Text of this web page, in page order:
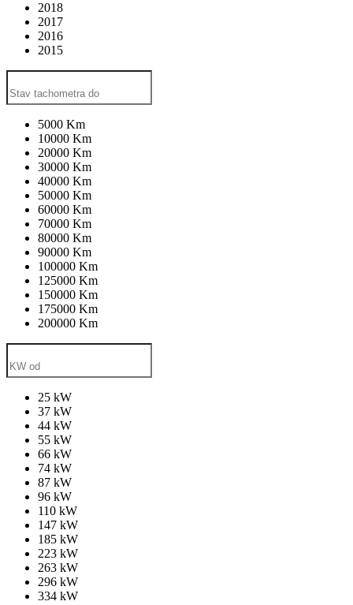
2018
2017
2016
2015
5000 Km
10000 Km
20000 Km
30000 Km
40000 Km
50000 Km
60000 Km
70000 Km
80000 Km
90000 Km
100000 Km
125000 Km
150000 Km
175000 Km
200000 Km
25 kW
37 kW
44 kW
55 kW
66 kW
74 kW
87 kW
96 kW
110 kW
147 kW
185 kW
223 kW
263 kW
296 kW
334 kW